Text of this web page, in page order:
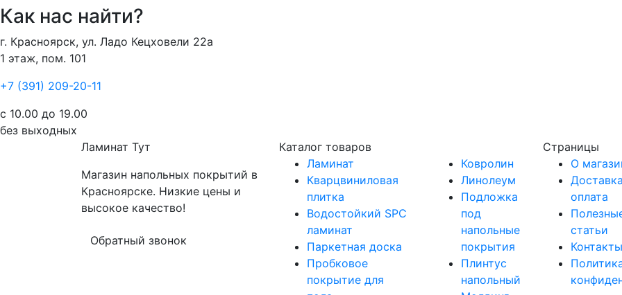
Как нас найти?
г. Красноярск, ул. Ладо Кецховели 22а
1 этаж, пом. 101
+7 (391) 209-20-11
с 10.00 до 19.00
без выходных
Ламинат Тут
Магазин напольных покрытий в
Красноярске. Низкие цены и
высокое качество!
Обратный звонок
Каталог товаров
Ламинат
Кварцвиниловая
плитка
Водостойкий SPC
ламинат
Паркетная доска
Пробковое
покрытие для
Ковролин
Линолеум
Подложка
под
напольные
покрытия
Плинтус
напольный
Страницы
О
оплата
статьи
Контакты